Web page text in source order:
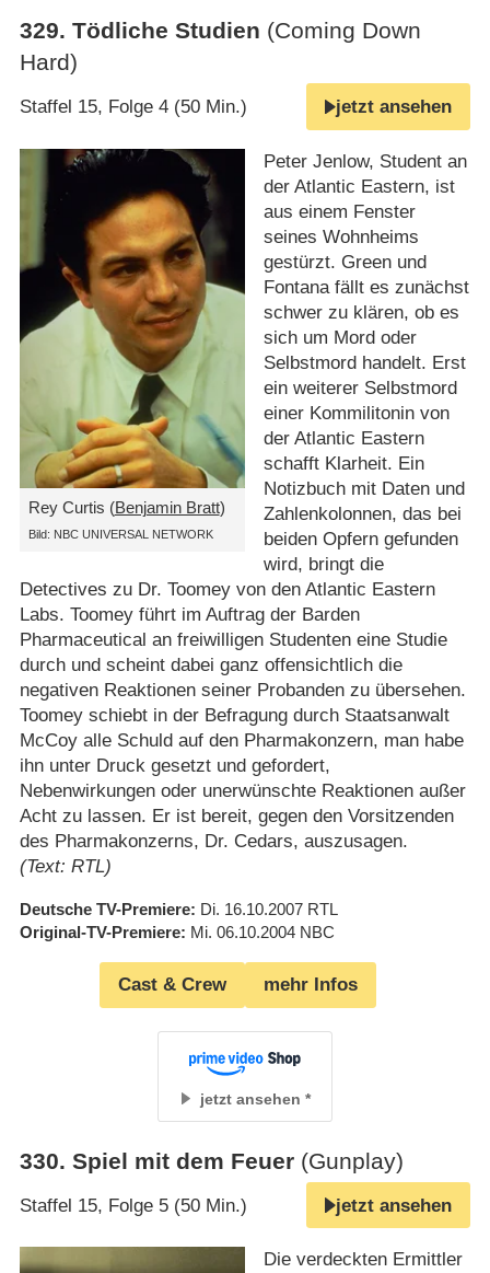
329. Tödliche Studien (Coming Down
Hard)
Staffel 15, Folge 4 (50 Min.) jetzt ansehen
Rey Curtis (Benjamin Bratt)
Bild: NBC UNIVERSAL NETWORK
Peter Jenlow, Student an
der Atlantic Eastern, ist
aus einem Fenster
seines Wohnheims
gestürzt. Green und
Fontana fällt es zunächst
schwer zu klären, ob es
sich um Mord oder
Selbstmord handelt. Erst
ein weiterer Selbstmord
einer Kommilitonin von
der Atlantic Eastern
schafft Klarheit. Ein
Notizbuch mit Daten und
Zahlenkolonnen, das bei
beiden Opfern gefunden
wird, bringt die
Detectives zu Dr. Toomey von den Atlantic Eastern
Labs. Toomey führt im Auftrag der Barden
Pharmaceutical an freiwilligen Studenten eine Studie
durch und scheint dabei ganz offensichtlich die
negativen Reaktionen seiner Probanden zu übersehen.
Toomey schiebt in der Befragung durch Staatsanwalt
McCoy alle Schuld auf den Pharmakonzern, man habe
ihn unter Druck gesetzt und gefordert,
Nebenwirkungen oder unerwünschte Reaktionen außer
Acht zu lassen. Er ist bereit, gegen den Vorsitzenden
des Pharmakonzerns, Dr. Cedars, auszusagen.
(Text: RTL)
Deutsche TV-Premiere Di. 16.10.2007 RTL
Original-TV-Premiere Mi. 06.10.2004 NBC
Cast & Crew mehr Infos
jetzt ansehen
330. Spiel mit dem Feuer (Gunplay)
Staffel 15, Folge 5 (50 Min.) jetzt ansehen
Die verdeckten Ermittler